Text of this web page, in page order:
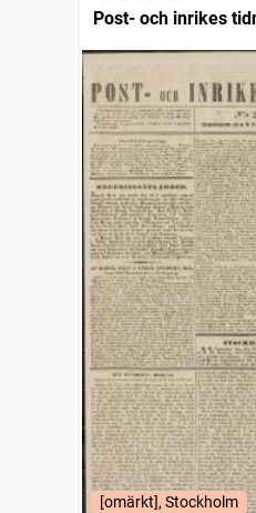
Post- och inrikes
[omärkt], Stockholm